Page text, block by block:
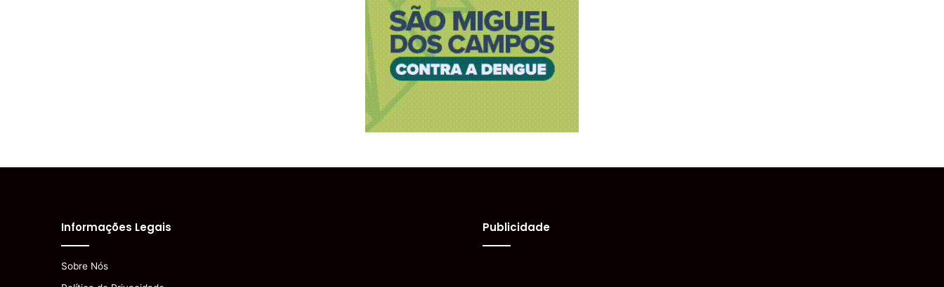
Informações Legais
Sobre Nós
Publicidade